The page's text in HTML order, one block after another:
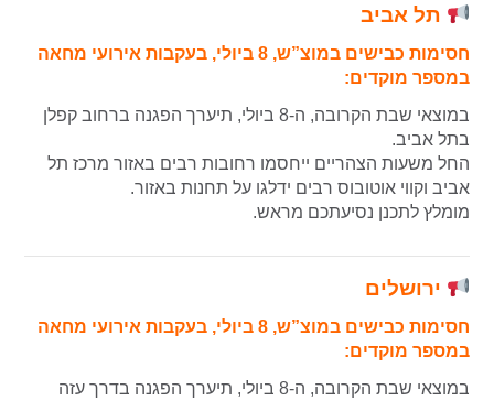
תל אביב
חסימות כבישים במוצ”ש, 8 ביולי, בעקבות אירועי מחאה
במספר מוקדים:
במוצאי שבת הקרובה, ה-8 ביולי, תיערך הפגנה ברחוב קפלן
בתל אביב.
החל משעות הצהריים ייחסמו רחובות רבים באזור מרכז תל
אביב וקווי אוטובוס רבים ידלגו על תחנות באזור.
מומלץ לתכנן נסיעתכם מראש.
ירושלים
חסימות כבישים במוצ”ש, 8 ביולי, בעקבות אירועי מחאה
במספר מוקדים:
במוצאי שבת הקרובה, ה-8 ביולי, תיערך הפגנה בדרך עזה